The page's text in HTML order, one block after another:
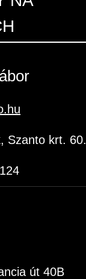
Szanto krt. 60.
út 40B